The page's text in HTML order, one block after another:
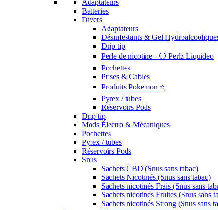
Adaptateurs
Batteries
Divers
Adaptateurs
Désinfestants & Gel
Drip tip
Perle de nicotine - ⚪️ Perlz Liquideo
Pochettes
Prises & Cables
Produits Pokemon ⭐️
Pyrex / tubes
Réservoirs Pods
Drip tip
Mods Électro & Mécaniques
Pochettes
Pyrex / tubes
Réservoirs Pods
Snus
Sachets CBD (Snus sans tabac)
Sachets Nicotinés (Snus sans tabac)
Sachets nicotinés Frais (Snus sans
Sachets nicotinés Fruités (Snus sans
Sachets nicotinés Strong (Snus sans